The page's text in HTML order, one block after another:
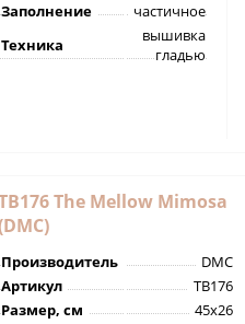
Заполнение
частичное
Техника
вышивка
гладью
The Mellow Mimosa
Производитель
DMC
Артикул
TB176
Размер, см
45х26